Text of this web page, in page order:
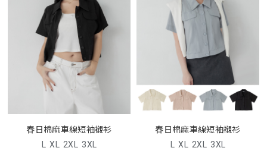
春日棉麻車線短袖襯衫
L XL 2XL 3XL
春日棉麻車線短袖襯衫
L XL 2XL 3XL